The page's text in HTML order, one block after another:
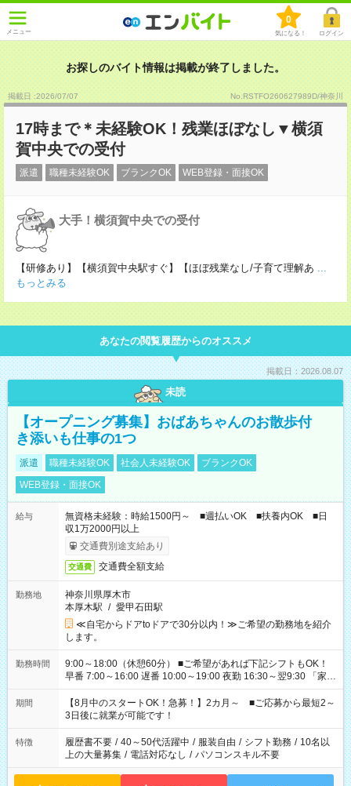
メニュー
0
気になる！ ログイン
お探しのバイト情報は掲載が終了しました。
掲載日 :2026/07/07 No.RSTFO260627989D/神奈川
17時まで＊未経験OK！残業ほぼなし▼横須
賀中央での受付
派遣 職種未経験OK ブランクOK WEB登録・面接OK
大手！横須賀中央での受付
【研修あり】【横須賀中央駅すぐ】【ほぼ残業なし/子育て理解あ ...
もっとみる
あなたの閲覧履歴からのオススメ
掲載日：2026.08.07
未読
【オープニング募集】おばあちゃんのお散歩付
き添いも仕事の1つ
派遣 職種未経験OK 社会人未経験OK
ブランクOK
WEB登録・面接OK
給与
無資格未経験：時給1500円～ ■週払いOK ■扶養内OK ■日
収1万2000円以上
交通費別途支給あり
交通費 交通費全額支給
勤務地
神奈川県厚木市
本厚木駅 / 愛甲石田駅
≪自宅からドアtoドアで30分以内！≫ご希望の勤務地を紹介
します。
勤務時間
9:00～18:00（休憩60分） ■ご希望があれば下記シフトもOK！
早番 7:00～16:00 遅番 10:00～19:00 夜勤 16:30～翌9:30 「家族
と休みを合わせたい」 「余裕を持って夕飯の準備がしたい」
「できれば残業はしたくない」 など、ご希望を教えてください
ね。 ※Wワーク希望の方へ 今ご覧のお仕事で希望する勤務時間
と、もう1つのお仕事の勤務時間。 合計で週40時間を超える場
合は応募できません。
期間
【8月中のスタートOK！急募！】2カ月～ ■ご応募から最短2～
3日後に就業が可能です！
特徴 履歴書不要 / 40～50代活躍中 / 服装自由 / シフト勤務 / 10名以
上の大量募集 / 電話対応なし / パソコンスキル不要